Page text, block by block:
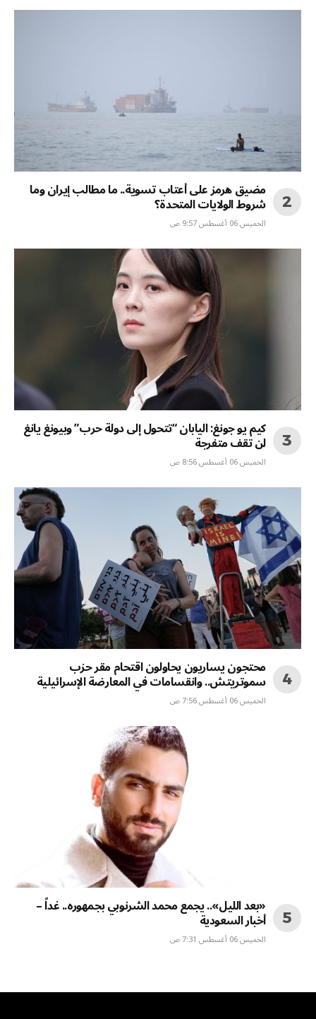
مضيق هرمز على أعتاب تسوية.. ما مطالب إيران وما
شروط الولايات المتحدة؟
الخميس 06 أغسطس 9:57 ص
كيم يو جونغ: اليابان “تتحول إلى دولة حرب” وبيونغ يانغ
لن تقف متفرجة
الخميس 06 أغسطس 8:56 ص
محتجون يساريون يحاولون اقتحام مقر حزب
سموتريتش.. وانقسامات في المعارضة الإسرائيلية
الخميس 06 أغسطس 7:56 ص
«بعد الليل».. يجمع محمد الشرنوبي بجمهوره.. غداً –
أخبار السعودية
الخميس 06 أغسطس 7:31 ص